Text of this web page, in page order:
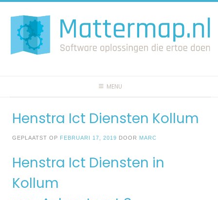
naar
inhoud
MENU
Henstra Ict Diensten Kollum
GEPLAATST OP FEBRUARI 17, 2019 DOOR MARC
Henstra Ict Diensten in
Kollum